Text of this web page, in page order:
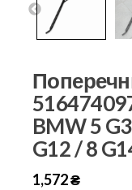
BMW 5
G12 / 8
1,572₴